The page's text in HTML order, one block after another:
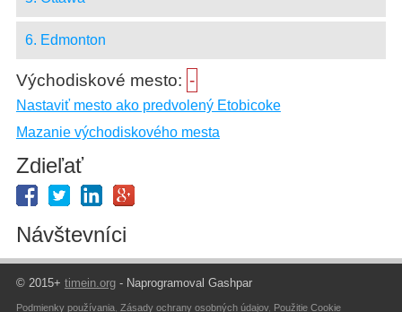
6. Edmonton
Východiskové mesto: -
Nastaviť mesto ako predvolený Etobicoke
Mazanie východiskového mesta
Zdieľať
Návštevníci
© 2015+ timein.org- Naprogramoval Gashpar
Podmienky používania, Zásady ochrany osobných údajov, Použitie Cookie